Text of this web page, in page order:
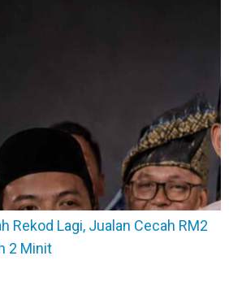
Rekod Lagi, Jualan Cecah RM2
2 Minit